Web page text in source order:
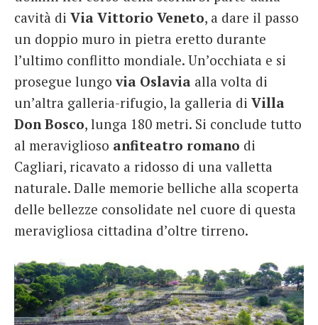
cavità di Via Vittorio Veneto, a dare il passo
un doppio muro in pietra eretto durante
l’ultimo conflitto mondiale. Un’occhiata e si
prosegue lungovia Oslavia alla volta di
un’altra galleria-rifugio, la galleria di Villa
Don Bosco, lunga 180 metri. Si conclude tutto
al meraviglioso anfiteatro romano di
Cagliari, ricavato a ridosso di una valletta
naturale. Dalle memorie belliche alla scoperta
delle bellezze consolidate nel cuore di questa
meravigliosa cittadina d’oltre tirreno.